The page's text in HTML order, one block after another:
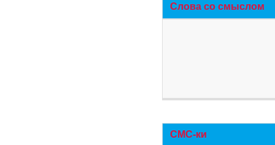
Слова со смыслом
СМС-ки